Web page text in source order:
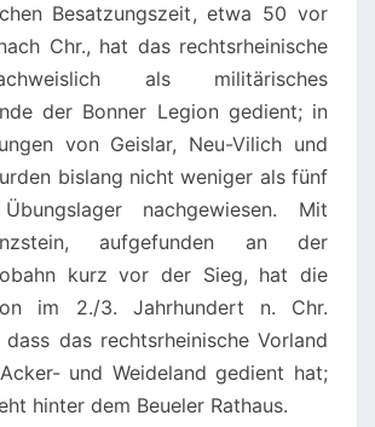
C
H
F
U
N
D
E
U
N
D
F
U
Besatzungszeit, etwa 50 vor
Chr., hat das rechtsrheinische
als militärisches
der Bonner Legion gedient; in
von Geislar, Neu-Vilich und
bislang nicht weniger als fünf
nachgewiesen. Mit
aufgefunden an der
kurz vor der Sieg, hat die
im 2./3. Jahrhundert n. Chr.
das rechtsrheinische Vorland
und Weideland gedient hat;
hinter dem Beueler Rathaus.